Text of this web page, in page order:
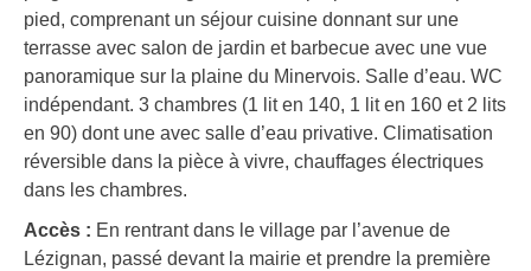
pied, comprenant un séjour cuisine donnant sur une
terrasse avec salon de jardin et barbecue avec une vue
panoramique sur la plaine du Minervois. Salle d’eau. WC
indépendant. 3 chambres (1 lit en 140, 1 lit en 160 et 2 lits
en 90) dont une avec salle d’eau privative. Climatisation
réversible dans la pièce à vivre, chauffages électriques
dans les chambres.
Accès : En rentrant dans le village par l’avenue de
Lézignan, passé devant la mairie et prendre la première